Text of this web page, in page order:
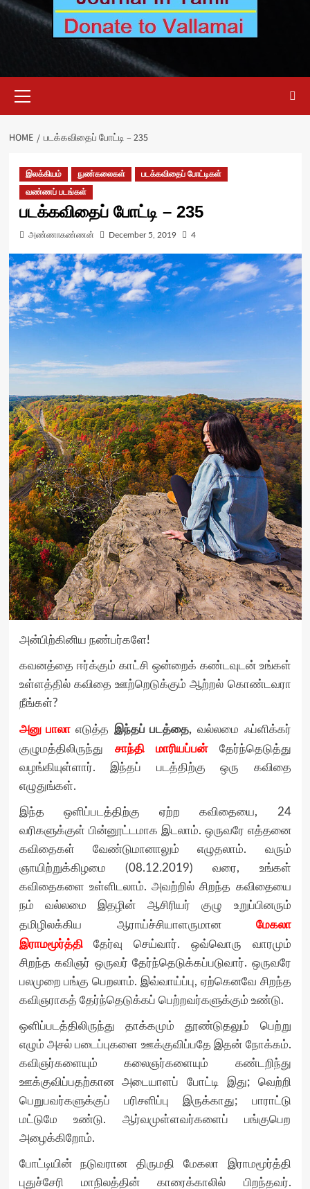
Menu
HOME படக்கவிதைப் போட்டி – 235
இலக்கியம் நுண்கலைகள்
படக்கவிதைப் போட்டிகள்
வண்ணப் படங்கள்
படக்கவிதைப் போட்டி – 235
அண்ணாகண்ணன் December 5, 2019 4
அன்பிற்கினிய நண்பர்களே!
கவனத்தை ஈர்க்கும் காட்சி ஒன்றைக் கண்டவுடன் உங்கள்
உள்ளத்தில் கவிதை ஊற்றெடுக்கும் ஆற்றல் கொண்டவரா
நீங்கள்?
அனு பாலா எடுத்த இந்தப் படத்தை, வல்லமை ஃப்ளிக்கர்
குழுமத்திலிருந்து சாந்தி மாரியப்பன்தேர்ந்தெடுத்து
வழங்கியுள்ளார். இந்தப் படத்திற்கு ஒரு கவிதை
எழுதுங்கள்.
இந்த ஒளிப்படத்திற்கு ஏற்ற கவிதையை, 24
வரிகளுக்குள் பின்னூட்டமாக இடலாம். ஒருவரே எத்தனை
கவிதைகள் வேண்டுமானாலும் எழுதலாம். வரும்
ஞாயிற்றுக்கிழமை (08.12.2019) வரை, உங்கள்
கவிதைகளை உள்ளிடலாம். அவற்றில் சிறந்த கவிதையை
நம் வல்லமை இதழின் ஆசிரியர் குழு உறுப்பினரும்
தமிழிலக்கிய ஆராய்ச்சியாளருமானமேகலா
இராமமூர்த்திதேர்வு செய்வார். ஒவ்வொரு வாரமும்
சிறந்த கவிஞர் ஒருவர் தேர்ந்தெடுக்கப்படுவார். ஒருவரே
பலமுறை பங்கு பெறலாம். இவ்வாய்ப்பு, ஏற்கெனவே சிறந்த
கவிஞராகத் தேர்ந்தெடுக்கப் பெற்றவர்களுக்கும் உண்டு.
ஒளிப்படத்திலிருந்து தாக்கமும் தூண்டுதலும் பெற்று
எழும் அசல் படைப்புகளை ஊக்குவிப்பதே இதன் நோக்கம்.
கவிஞர்களையும் கலைஞர்களையும் கண்டறிந்து
ஊக்குவிப்பதற்கான அடையாளப் போட்டி இது; வெற்றி
பெறுபவர்களுக்குப் பரிசளிப்பு இருக்காது; பாராட்டு
மட்டுமே உண்டு. ஆர்வமுள்ளவர்களைப் பங்குபெற
அழைக்கிறோம்.
போட்டியின் நடுவரான திருமதி மேகலா இராமமூர்த்தி
புதுச்சேரி மாநிலத்தின் காரைக்காலில் பிறந்தவர்.